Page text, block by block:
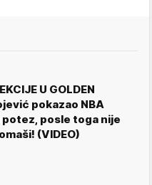
U GOLDEN
pokazao NBA
posle toga nije
(VIDEO)